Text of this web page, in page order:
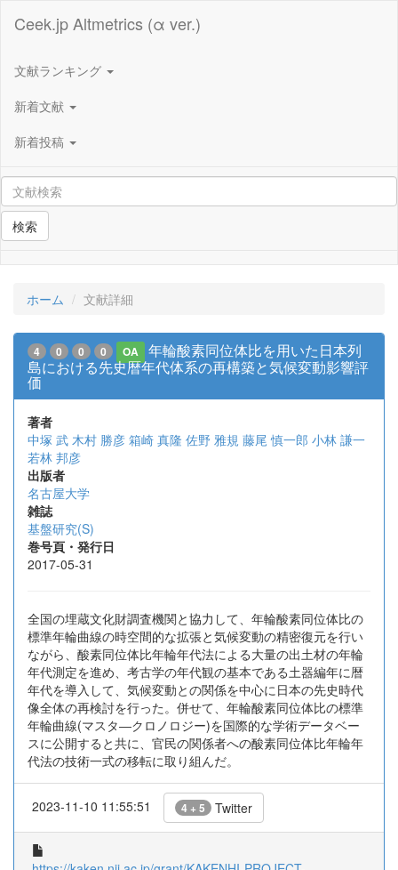
Ceek.jp Altmetrics (α ver.)
文献ランキング
新着文献
新着投稿
検索
ホーム 文献詳細
4 0 0 0 OA
年輪酸素同位体比を用いた日本列
島における先史暦年代体系の再構築と気候変動影響評
価
著者
中塚 武 木村 勝彦 箱崎 真隆 佐野 雅規 藤尾 慎一郎 小林 謙一
若林 邦彦
出版者
名古屋大学
雑誌
基盤研究(S)
巻号頁・発行日
2017-05-31
全国の埋蔵文化財調査機関と協力して、年輪酸素同位体比の
標準年輪曲線の時空間的な拡張と気候変動の精密復元を行い
ながら、酸素同位体比年輪年代法による大量の出土材の年輪
年代測定を進め、考古学の年代観の基本である土器編年に暦
年代を導入して、気候変動との関係を中心に日本の先史時代
像全体の再検討を行った。併せて、年輪酸素同位体比の標準
年輪曲線(マスタ―クロノロジー)を国際的な学術データベー
スに公開すると共に、官民の関係者への酸素同位体比年輪年
代法の技術一式の移転に取り組んだ。
2023-11-10 11:55:51 4 + 5 Twitter